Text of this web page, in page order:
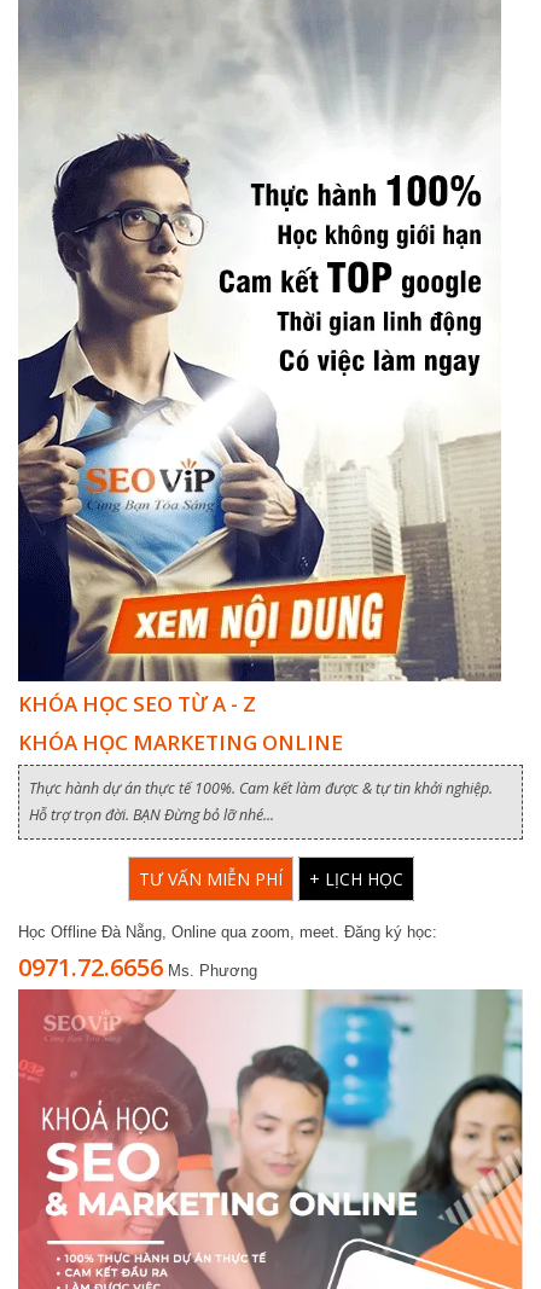
KHÓA HỌC SEO TỪ A - Z
KHÓA HỌC MARKETING ONLINE
Thực hành dự án thực tế 100%. Cam kết làm được & tự tin khởi nghiệp.
Hỗ trợ trọn đời. BẠN Đừng bỏ lỡ nhé...
TƯ VẤN MIỄN PHÍ + LỊCH HỌC
Học Offline Đà Nẵng, Online qua zoom, meet. Đăng ký học:
0971.72.6656 Ms. Phương